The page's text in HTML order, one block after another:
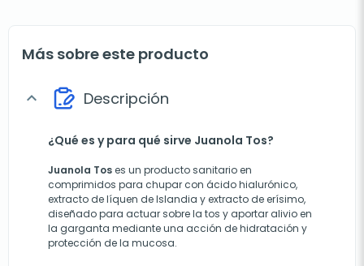
Más sobre este producto
expand_more Descripción
¿Qué es y para qué sirve Juanola Tos?
Juanola Toses un producto sanitario en
comprimidos para chupar con ácido hialurónico,
extracto de líquen de Islandia y extracto de erísimo,
diseñado para actuar sobre la tos y aportar alivio en
la garganta mediante una acción de hidratación y
protección de la mucosa.